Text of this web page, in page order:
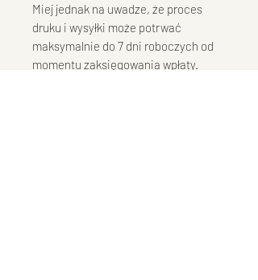
Miej jednak na uwadze, że proces
druku i wysyłki może potrwać
maksymalnie do 7 dni roboczych od
momentu zaksięgowania wpłaty.